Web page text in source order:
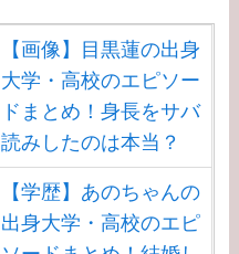
【画像】目黒蓮の出身
大学・高校のエピソー
ドまとめ！身長をサバ
読みしたのは本当？
【学歴】あのちゃんの
出身大学・高校のエピ